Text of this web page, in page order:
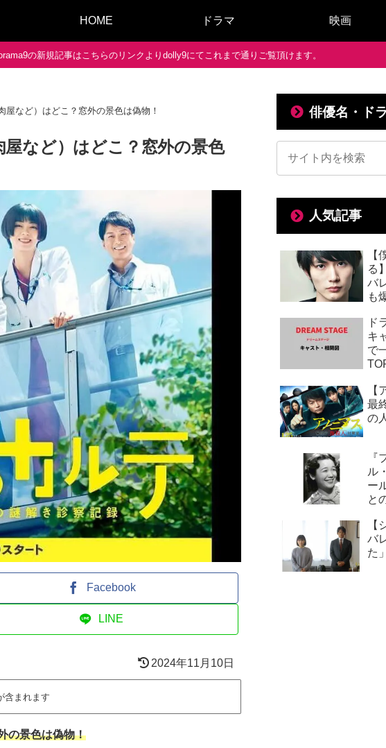
HOME ドラマ 映画
の新規記事はこちらのリンクよりdolly9にてこれまで通りご覧頂けます。
屋など）はどこ？窓外の景色は偽物！
屋など）はどこ？窓外の景色
Facebook
LINE
2024年11月10日
含まれます
の景色は偽物！
俳優名・ド
人気記事
【
る
バ
も
ド
キ
で
【
最
の
『
ル
ー
と
【
バ
た